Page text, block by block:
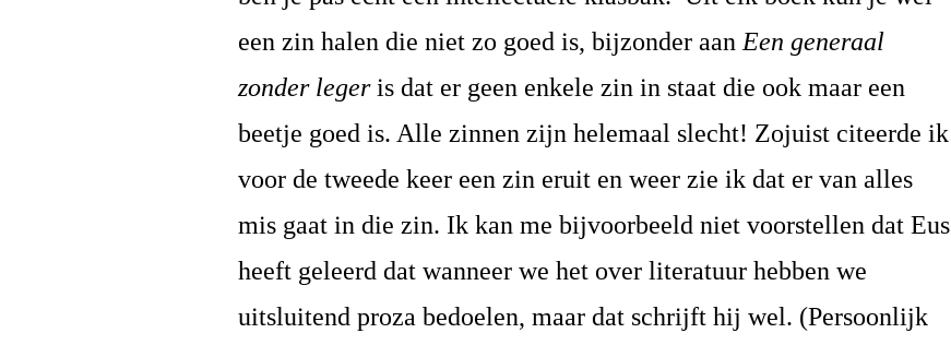
een zin halen die niet zo goed is, bijzonder aan Een generaal
zonder legeris dat er geen enkele zin in staat die ook maar een
beetje goed is. Alle zinnen zijn helemaal slecht! Zojuist citeerde ik
voor de tweede keer een zin eruit en weer zie ik dat er van alles
mis gaat in die zin. Ik kan me bijvoorbeeld niet voorstellen dat Eus
heeft geleerd dat wanneer we het over literatuur hebben we
uitsluitend proza bedoelen, maar dat schrijft hij wel. (Persoonlijk